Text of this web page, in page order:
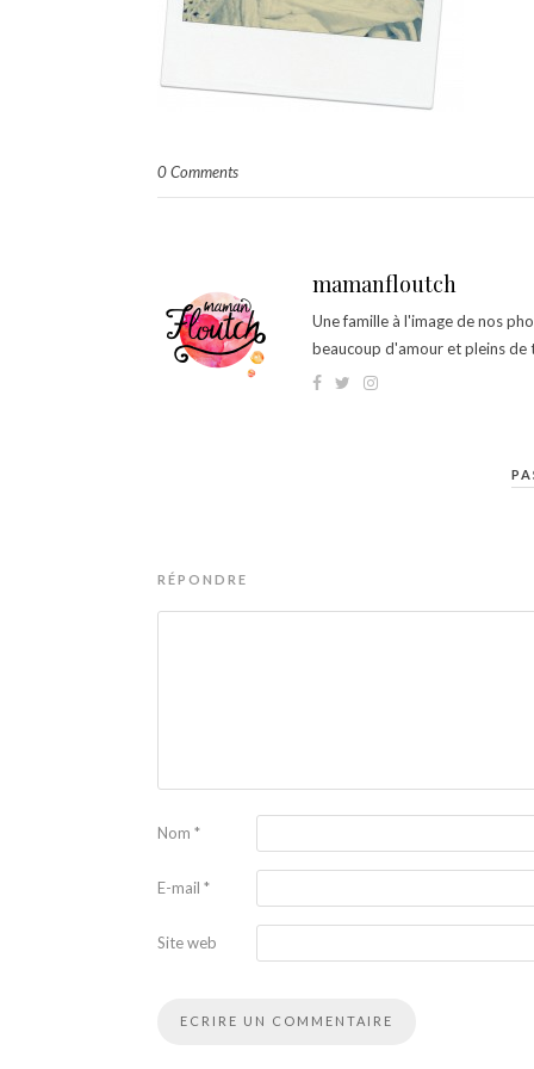
0 Comments
mamanfloutch
Une famille à l'image de nos
beaucoup d'amour et pleins de
RÉPONDRE
Nom *
E-mail *
Site web